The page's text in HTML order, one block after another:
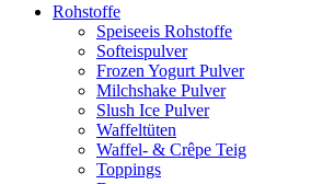
Rohstoffe
Speiseeis Rohstoffe
Softeispulver
Frozen Yogurt Pulver
Milchshake Pulver
Slush Ice Pulver
Waffeltüten
Waffel- & Crêpe Teig
Toppings